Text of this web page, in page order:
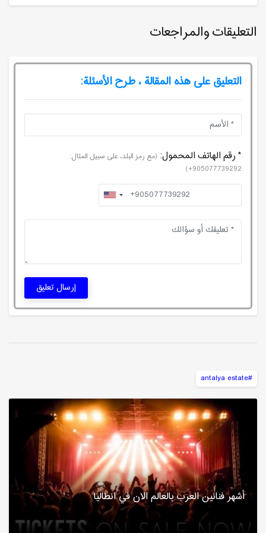
التعليقات والمراجعات
التعليق على هذه المقالة ، طرح الأسئلة:
* رقم الهاتف المحمول: (مع رمز البلد، على سبيل المثال:
905077739292+)
إرسال تعليق
#antalya estate
أشهر فنانين العرب بالعالم الان في انطاليا